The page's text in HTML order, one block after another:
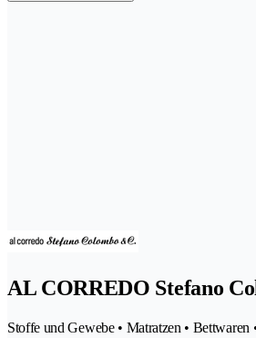
AL CORREDO Stefano
Stoffe und Gewebe • Matratzen • Bettwaren